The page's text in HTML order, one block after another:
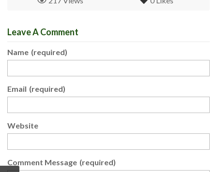
Leave A Comment
Name (required)
Email (required)
Website
Comment Message (required)